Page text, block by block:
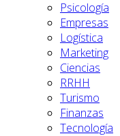
Psicología
Empresas
Logística
Marketing
Ciencias
RRHH
Turismo
Finanzas
Tecnología